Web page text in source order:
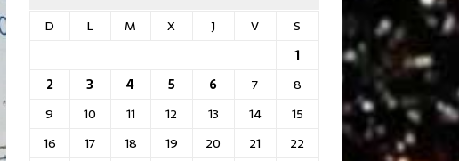
D
L M X J V
S
1
2
3 4 5 6 7
8
9
10 11 12 13 14
15
16
17 18 19 20 21
22